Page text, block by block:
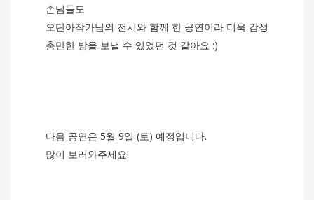
손님들도
오단아작가님의 전시와 함께 한 공연이라 더욱 감성
충만한 밤을 보낼 수 있었던 것 같아요 :)
다음 공연은 5월 9일 (토) 예정입니다.
많이 보러와주세요!